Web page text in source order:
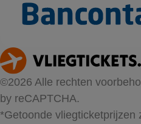
©2026 Alle rechten
by reCAPTCHA.
*Getoonde vliegticketprijzen